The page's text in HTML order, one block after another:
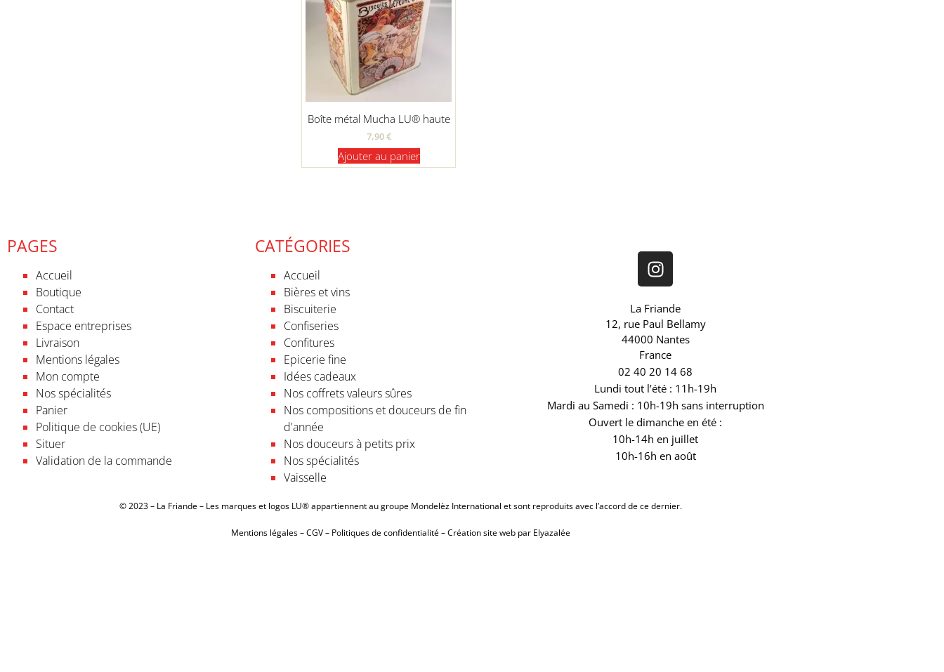
Boîte métal Mucha LU® haute
7,90€
Ajouter au panier
PAGES
Accueil
Boutique
Contact
Espace entreprises
Livraison
Mentions légales
Mon compte
Nos spécialités
Panier
Politique de cookies (UE)
Situer
Validation de la commande
CATÉGORIES
Accueil
Bières et vins
Biscuiterie
Confiseries
Confitures
Epicerie fine
Idées cadeaux
Nos coffrets valeurs sûres
Nos compositions et douceurs de fin
d'année
Nos douceurs à petits prix
Nos spécialités
Vaisselle
La Friande
12, rue Paul Bellamy
44000 Nantes
France
02 40 20 14 68
Lundi tout l’été : 11h-19h
Mardi au Samedi : 10h-19h sans interruption
Ouvert le dimanche en été :
10h-14h en juillet
10h-16h en août
© 2023 – La Friande – Les marques et logos LU® appartiennent au groupe Mondelèz International et sont reproduits avec l’accord de ce dernier.
Mentions légales–CGV– Politiques de confidentialité–Création site web par Elyazalée